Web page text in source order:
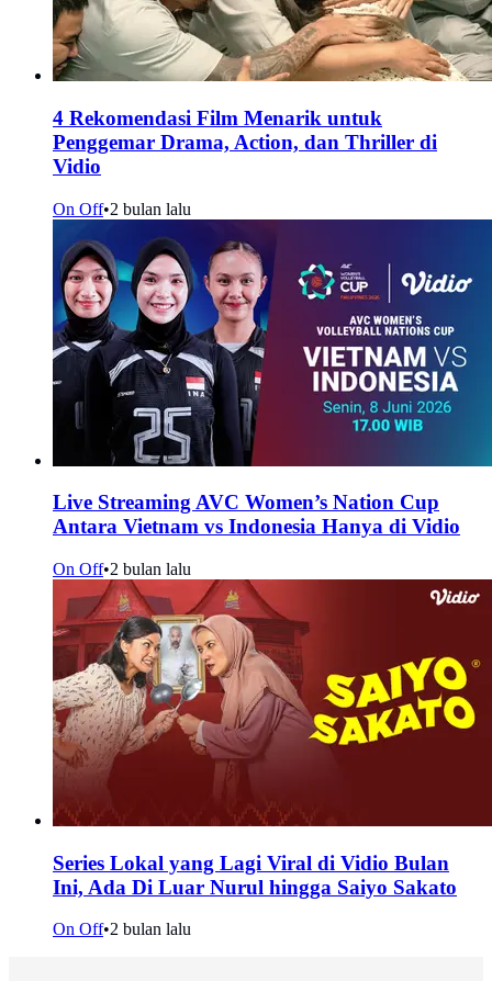
4 Rekomendasi Film Menarik untuk
Penggemar Drama, Action, dan Thriller di
Vidio
On Off•2 bulan lalu
Live Streaming AVC Women’s Nation Cup
Antara Vietnam vs Indonesia Hanya di Vidio
On Off•2 bulan lalu
Series Lokal yang Lagi Viral di Vidio Bulan
Ini, Ada Di Luar Nurul hingga Saiyo Sakato
On Off•2 bulan lalu